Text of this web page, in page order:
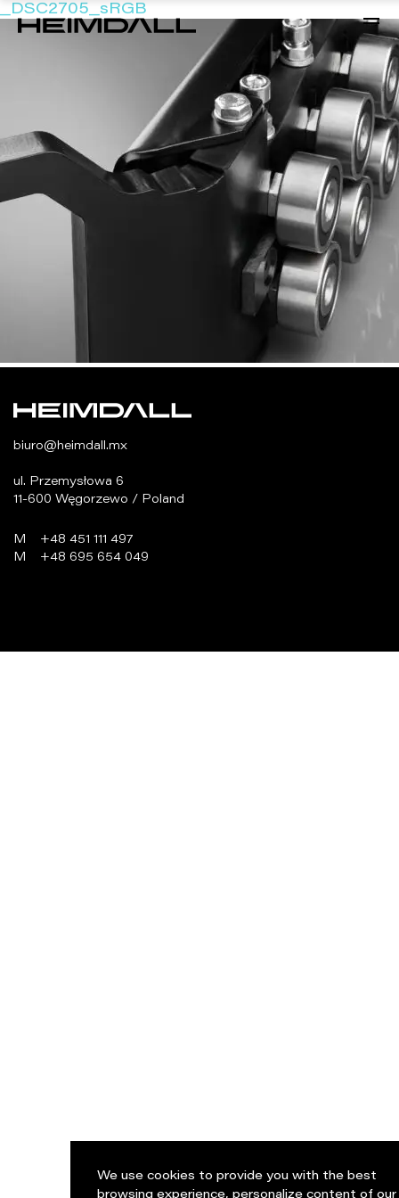
_DSC2705_sRGB
biuro@heimdall.mx
ul. Przemysłowa 6
11-600 Węgorzewo / Poland
M +48 451 111 497
M +48 695 654 049
We use cookies to provide you with the best
browsing experience, personalize content of our